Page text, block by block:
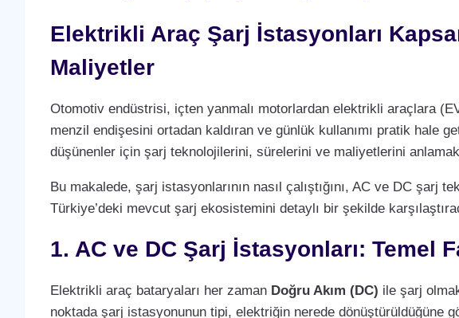
Elektrikli Araç Şarj İstasyonları
Maliyetler
Otomotiv endüstrisi, içten yanmalı motorlardan elektrikli araçlara
menzil endişesini ortadan kaldıran ve günlük kullanımı pratik hale
düşünenler için şarj teknolojilerini, sürelerini ve maliyetlerini
Bu makalede, şarj istasyonlarının nasıl çalıştığını, AC ve DC şarj
Türkiye’deki mevcut şarj ekosistemini detaylı bir şekilde
1. AC ve DC Şarj İstasyonları: Temel
Elektrikli araç bataryaları her zaman Doğru Akım (DC) ile şarj
noktada şarj istasyonunun tipi, elektriğin nerede dönüştürüldüğüne